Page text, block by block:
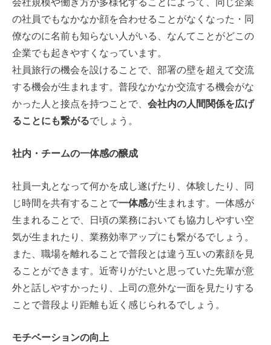
会社規模や働き方が多様化することによって、同じ企業
の社員でもなかなか顔を合わせることがなくなった・同
僚なのに名前も知らない人がいる、なんてことがどこの
企業でも起きやすくなっています。
社員旅行の機会を設けることで、部署の壁を超えて交流
する機会が生まれます。普段なかなか交流する機会がな
かった人と接点を持つことで、 会社内の人間関係を広げ
ることにも繋がるでしょう。
社内・チームの一体感の醸成
社員一丸となって何かを成し遂げたり、体験したり、同
じ時間を共有することで一体感が生まれます。一体感が
生まれることで、日頃の業務においても協力しやすい空
気が生まれたり、業務効率アップにも繋がるでしょう。
また、職場を離れることで普段とは違う互いの素顔を見
ることができます。近寄りがたいと思っていた先輩が意
外と話しやすかったり、上司の意外な一面を見たりする
ことで普段より距離も近く感じられるでしょう。
モチベーションの向上